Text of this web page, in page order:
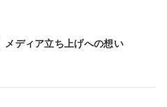
メディア立ち上げへの想い